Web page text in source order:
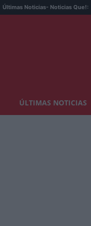
Últimas Noticias- Noticias Que!:
ÚLTIMAS NOTICIAS